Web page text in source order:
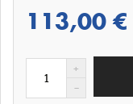
113,00 €